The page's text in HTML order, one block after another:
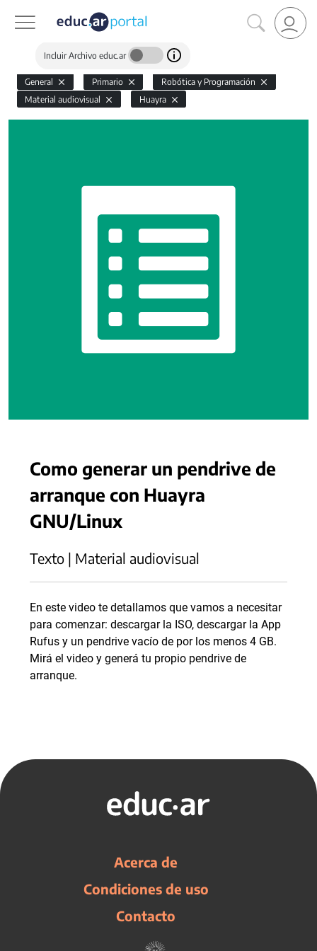
Incluir Archivo educ.ar
General Primario
Robótica y Programación
Material audiovisual
Huayra
Como generar un pendrive de
arranque con Huayra
GNU/Linux
Texto | Material audiovisual
En este video te detallamos que vamos a necesitar
para comenzar: descargar la ISO, descargar la App
Rufus y un pendrive vacío de por los menos 4 GB.
Mirá el video y generá tu propio pendrive de
arranque.
Acerca de
Condiciones de uso
Contacto